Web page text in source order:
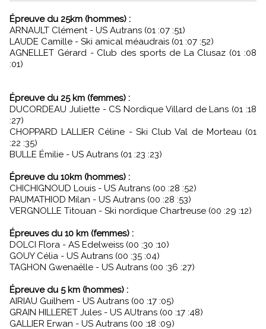
Épreuve du 25km (hommes) :
ARNAULT Clément - US Autrans (01 :07 :51)
LAUDE Camille - Ski amical méaudrais (01 :07 :52)
AGNELLET Gérard - Club des sports de La Clusaz (01 :08
:01)
Épreuve du 25 km (femmes) :
DUCORDEAU Juliette - CS Nordique Villard de Lans (01 :18
:27)
CHOPPARD LALLIER Céline - Ski Club Val de Morteau (01
:22 :35)
BULLE Émilie - US Autrans (01 :23 :23)
Épreuve du 10km (hommes) :
CHICHIGNOUD Louis - US Autrans (00 :28 :52)
PAUMATHIOD Milan - US Autrans (00 :28 :53)
VERGNOLLE Titouan - Ski nordique Chartreuse (00 :29 :12)
Épreuves du 10 km (femmes) :
DOLCI Flora - AS Edelweiss (00 :30 :10)
GOUY Célia - US Autrans (00 :35 :04)
TAGHON Gwenaëlle - US Autrans (00 :36 :27)
Épreuve du 5 km (hommes) :
AIRIAU Guilhem - US Autrans (00 :17 :05)
GRAIN HILLERET Jules - US AUtrans (00 :17 :48)
GALLIER Erwan - US Autrans (00 :18 :09)